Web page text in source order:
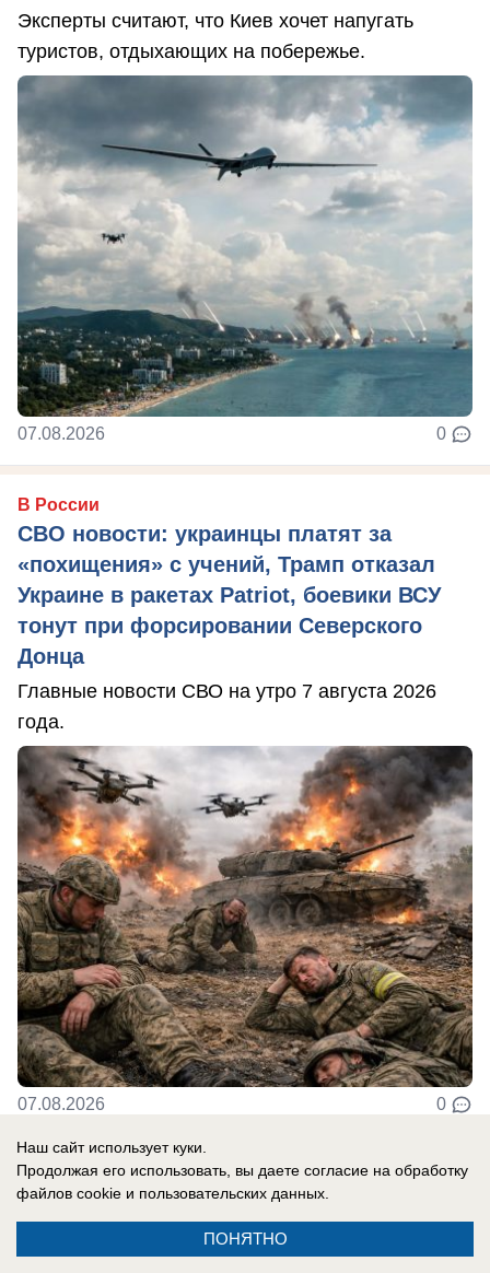
Эксперты считают, что Киев хочет напугать
туристов, отдыхающих на побережье.
07.08.2026 0
В России
СВО новости: украинцы платят за
«похищения» с учений, Трамп отказал
Украине в ракетах Patriot, боевики ВСУ
тонут при форсировании Северского
Донца
Главные новости СВО на утро 7 августа 2026
года.
07.08.2026 0
В России
«Там, где бьют москаля, Польша
оказывает помощь»: президент страны
сделал агрессивное заявление в адрес
Наш сайт использует куки.
Продолжая его использовать, вы даете согласие на обработку
файлов cookie и пользовательских данных.
ПОНЯТНО